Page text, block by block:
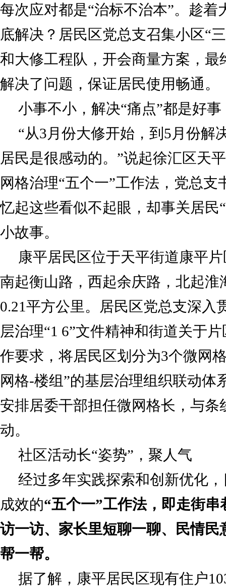
每次应对都是“治标不治本”。趁着
底解决？居民区党总支召集小区“
和大修工程队，开会商量方案，最
解决了问题，保证居民使用畅通。
小事不小，解决“痛点”都是好事
“从3月份大修开始，到5月份解
居民是很感动的。”说起徐汇区天
网格治理“五个一”工作法，党总支
忆起这些看似不起眼，却事关居民
小故事。
康平居民区位于天平街道康平
南起衡山路，西起余庆路，北起淮
0.21平方公里。居民区党总支深入
层治理“1 6”文件精神和街道关于
作要求，将居民区划分为3个微网
网格-楼组”的基层治理组织联动体
安排居委干部担任微网格长，与条
动。
社区活动长“姿势”，聚人气
经过多年实践探索和创新优化
成效的“五个一”工作法，即走街
访一访、家长里短聊一聊、民情民
帮一帮。
据了解，康平居民区现有住户